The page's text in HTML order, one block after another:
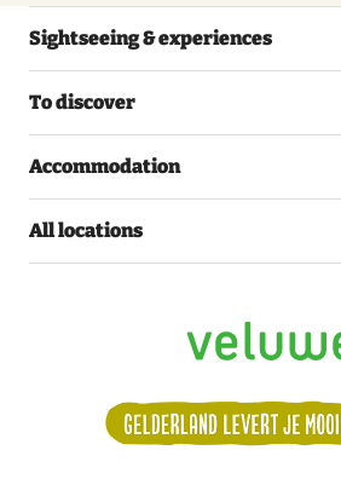
Sightseeing & experiences
To discover
Accommodation
All locations